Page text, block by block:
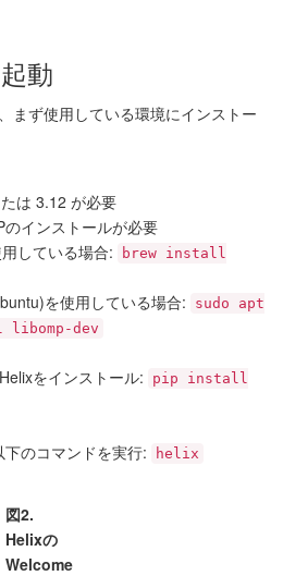
動
まず使用している環境にインストー
は 3.12 が必要
インストールが必要
している場合:
brew install
を使用している場合:
sudo apt
dev
をインストール:
pip install
下のコマンドを実行:
helix
図2.
Helixの
Welcome